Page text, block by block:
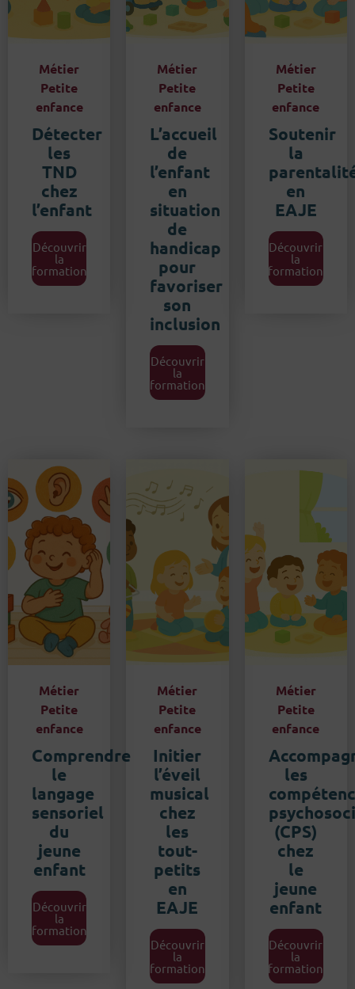
Métier
Petite
enfance
Détecter
les
TND
chez
l’enfant
Découvrir
la
formation
Métier
Petite
enfance
L’accueil
de
l’enfant
en
situation
de
handicap
pour
favoriser
son
inclusion
Découvrir
la
formation
Métier
Petite
enfance
Soutenir
la
en
EAJE
Découvrir
la
formation
Métier
Petite
enfance
Comprendre
le
langage
sensoriel
du
jeune
enfant
Découvrir
la
formation
Métier
Petite
enfance
Initier
l’éveil
musical
chez
les
tout-
petits
en
EAJE
Découvrir
la
formation
Métier
Petite
enfance
les
(CPS)
chez
le
jeune
enfant
Découvrir
la
formation